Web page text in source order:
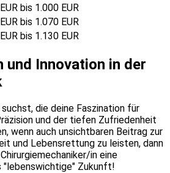
bis 1.000 EUR
bis 1.070 EUR
bis 1.130 EUR
und Innovation in der
die deine Faszination für
und der tiefen Zufriedenheit
wenn auch unsichtbaren Beitrag zur
und Lebensrettung zu leisten, dann
in eine
"lebenswichtige" Zukunft!